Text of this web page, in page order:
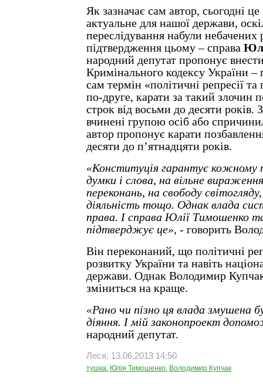
Як зазначає сам автор, сьогодні
актуальне для нашої держави,
переслідування набули
підтвердження цьому – справа
народний депутат пропонує
Кримінального кодексу України –
сам термін «політичні репресії та
по-друге, карати за такий злочин
строк від восьми до десяти років.
вчинені групою осіб або
автор пропонує карати
десяти до п’ятнадцяти років.
«Конституція гарантує кожному
думки і слова, на вільне вираження
переконань, на свободу
діяльність тощо. Однак влада
права. І справа Юлії Тимошенко
підтверджує це», - говорить
Він переконаний, що політичні
розвитку України та навіть
держави. Однак Володимир
зміниться на краще.
«Рано чи пізно ця влада змушена
діяння. І мій законопроект
народний депутат.
Леся, 13.06.2013 14:50
тушка, Юлія Тимошенко, Володимир Купчак